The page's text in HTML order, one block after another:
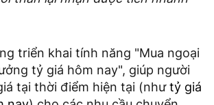
triển khai tính năng "Mua ngoại
tỷ giá hôm nay", giúp người
tại thời điểm hiện tại (nhưtỷ giá